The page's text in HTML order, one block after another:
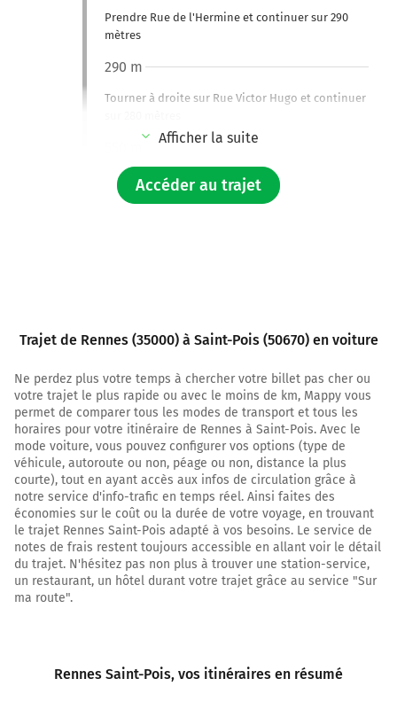
Prendre Rue de l'Hermine et continuer sur 290
mètres
Tourner à droite sur Rue Victor Hugo et continuer
290 m
Tourner à gauche sur Rue Martenot et continuer
sur 190 mètres
140 mètres
Tourner à droite sur Rue Saint-Melaine et
continuer sur 25 mètres
1,1 km
Tourner à gauche sur Place Hoche et continuer
sur 140 mètres
1,1 km
Tourner à droite sur Rue de Robien et continuer
sur 180 mètres
1,2 km
Afficher la suite
Accéder au trajet
Trajet de Rennes (35000) à Saint-Pois (50670) en voiture
Ne perdez plus votre temps à chercher votre billet pas cher ou
votre trajet le plus rapide ou avec le moins de km, Mappy vous
permet de comparer tous les modes de transport et tous les
horaires pour votre itinéraire de Rennes à Saint-Pois. Avec le
mode voiture, vous pouvez configurer vos options (type de
véhicule, autoroute ou non, péage ou non, distance la plus
courte), tout en ayant accès aux infos de circulation grâce à
notre service d'info-trafic en temps réel. Ainsi faites des
économies sur le coût ou la durée de votre voyage, en trouvant
le trajet Rennes Saint-Pois adapté à vos besoins. Le service de
notes de frais restent toujours accessible en allant voir le détail
du trajet. N'hésitez pas non plus à trouver une station-service,
un restaurant, un hôtel durant votre trajet grâce au service "Sur
ma route".
Rennes Saint-Pois, vos itinéraires en résumé